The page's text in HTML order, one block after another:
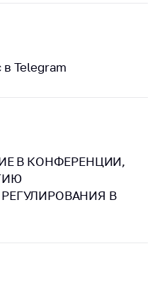
в Telegram
В КОНФЕРЕНЦИИ,
В